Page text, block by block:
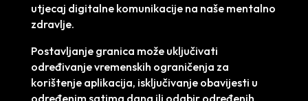
utjecaj digitalne komunikacije na naše mentalno
zdravlje.
Postavljanje granica može uključivati
određivanje vremenskih ograničenja za
korištenje aplikacija, isključivanje obavijesti u
određenim satima dana ili odabir određenih